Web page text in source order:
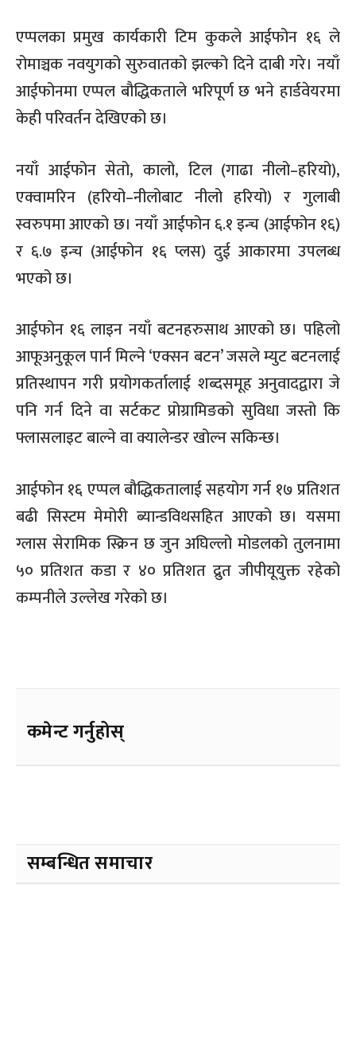
एप्पलका प्रमुख कार्यकारी टिम कुकले आईफोन १६ ले
रोमाञ्चक नवयुगको सुरुवातको झल्को दिने दाबी गरे। नयाँ
आईफोनमा एप्पल बौद्धिकताले भरिपूर्ण छ भने हार्डवेयरमा
केही परिवर्तन देखिएको छ।
नयाँ आईफोन सेतो, कालो, टिल (गाढा नीलो–हरियो),
एक्वामरिन (हरियो–नीलोबाट नीलो हरियो) र गुलाबी
स्वरुपमा आएको छ। नयाँ आईफोन ६.१ इन्च (आईफोन १६)
र ६.७ इन्च (आईफोन १६ प्लस) दुई आकारमा उपलब्ध
भएको छ।
आईफोन १६ लाइन नयाँ बटनहरुसाथ आएको छ। पहिलो
आफूअनुकूल पार्न मिल्ने ‘एक्सन बटन’ जसले म्युट बटनलाई
प्रतिस्थापन गरी प्रयोगकर्तालाई शब्दसमूह अनुवादद्वारा जे
पनि गर्न दिने वा सर्टकट प्रोग्रामिङको सुविधा जस्तो कि
फ्लासलाइट बाल्ने वा क्यालेन्डर खोल्न सकिन्छ।
आईफोन १६ एप्पल बौद्धिकतालाई सहयोग गर्न १७ प्रतिशत
बढी सिस्टम मेमोरी ब्यान्डविथसहित आएको छ। यसमा
ग्लास सेरामिक स्क्रिन छ जुन अघिल्लो मोडलको तुलनामा
५० प्रतिशत कडा र ४० प्रतिशत द्रुत जीपीयूयुक्त रहेको
कम्पनीले उल्लेख गरेको छ।
कमेन्ट गर्नुहोस्
सम्बन्धित समाचार